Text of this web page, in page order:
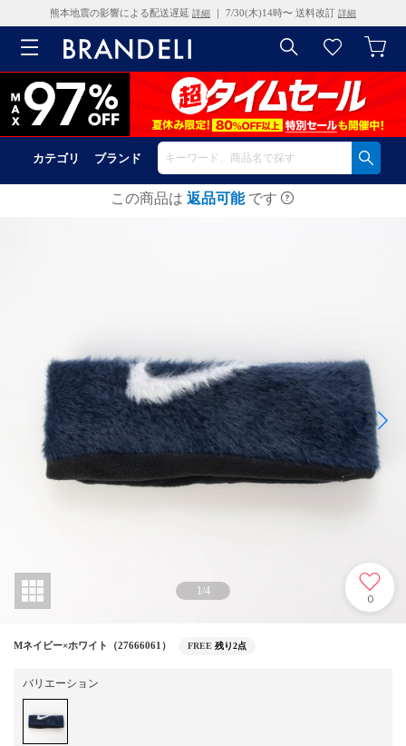
熊本地震の影響による配送遅延 詳細 ｜ 7/30(木)14時〜 送料改訂 詳細
カテゴリ ブランド
この商品は 返品可能 です
1/4
0
Mネイビー×ホワイト（27666061） FREE 残り2点
バリエーション